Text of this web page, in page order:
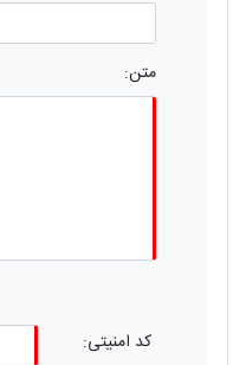
متن:
کد امنیتی: